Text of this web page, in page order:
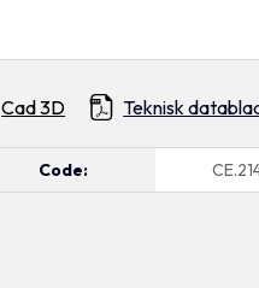
Code:
Cad 3D Teknisk